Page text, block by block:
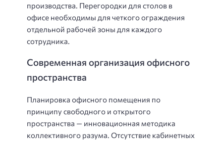
производства. Перегородки для столов в
офисе необходимы для четкого ограждения
отдельной рабочей зоны для каждого
сотрудника.
Современная организация офисного
пространства
Планировка офисного помещения по
принципу свободного и открытого
пространства — инновационная методика
коллективного разума. Отсутствие кабинетных